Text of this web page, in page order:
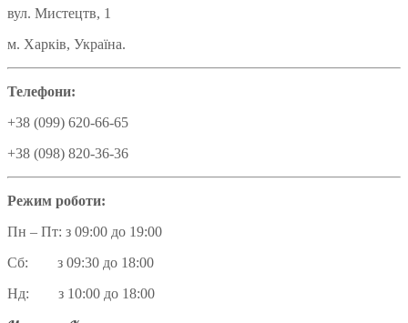
вул. Мистецтв, 1
м. Харків, Україна.
Телефони:
+38 (099) 620-66-65
+38 (098) 820-36-36
Режим роботи:
Пн – Пт: з 09:00 до 19:00
Сб: з 09:30 до 18:00
Нд: з 10:00 до 18:00